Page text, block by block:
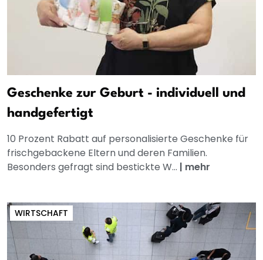
Geschenke zur Geburt - individuell und
handgefertigt
10 Prozent Rabatt auf personalisierte Geschenke für
frischgebackene Eltern und deren Familien.
Besonders gefragt sind bestickte W... | mehr
WIRTSCHAFT